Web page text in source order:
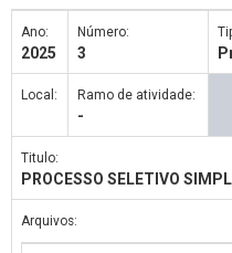
Ano:
2025
Número:
3
Local: Ramo de atividade:
-
Titulo:
PROCESSO SELETIVO
Arquivos: